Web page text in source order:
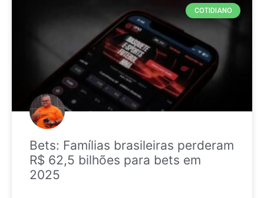
COTIDIANO
Bets: Famílias brasileiras perderam
R$ 62,5 bilhões para bets em
2025